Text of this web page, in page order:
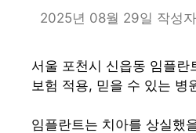
2025년 08월 29일 작성
서울 포천시 신읍동 임플란
보험 적용, 믿을 수 있는 병
임플란트는 치아를 상실했